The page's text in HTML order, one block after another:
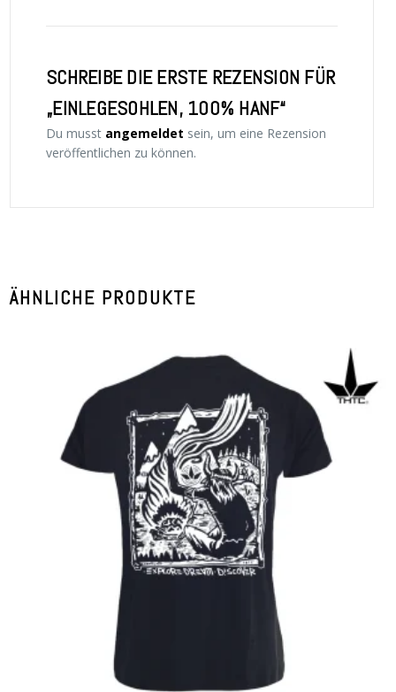
SCHREIBE DIE ERSTE REZENSION FÜR
„EINLEGESOHLEN, 100% HANF“
Du musst angemeldet sein, um eine Rezension
veröffentlichen zu können.
ÄHNLICHE PRODUKTE